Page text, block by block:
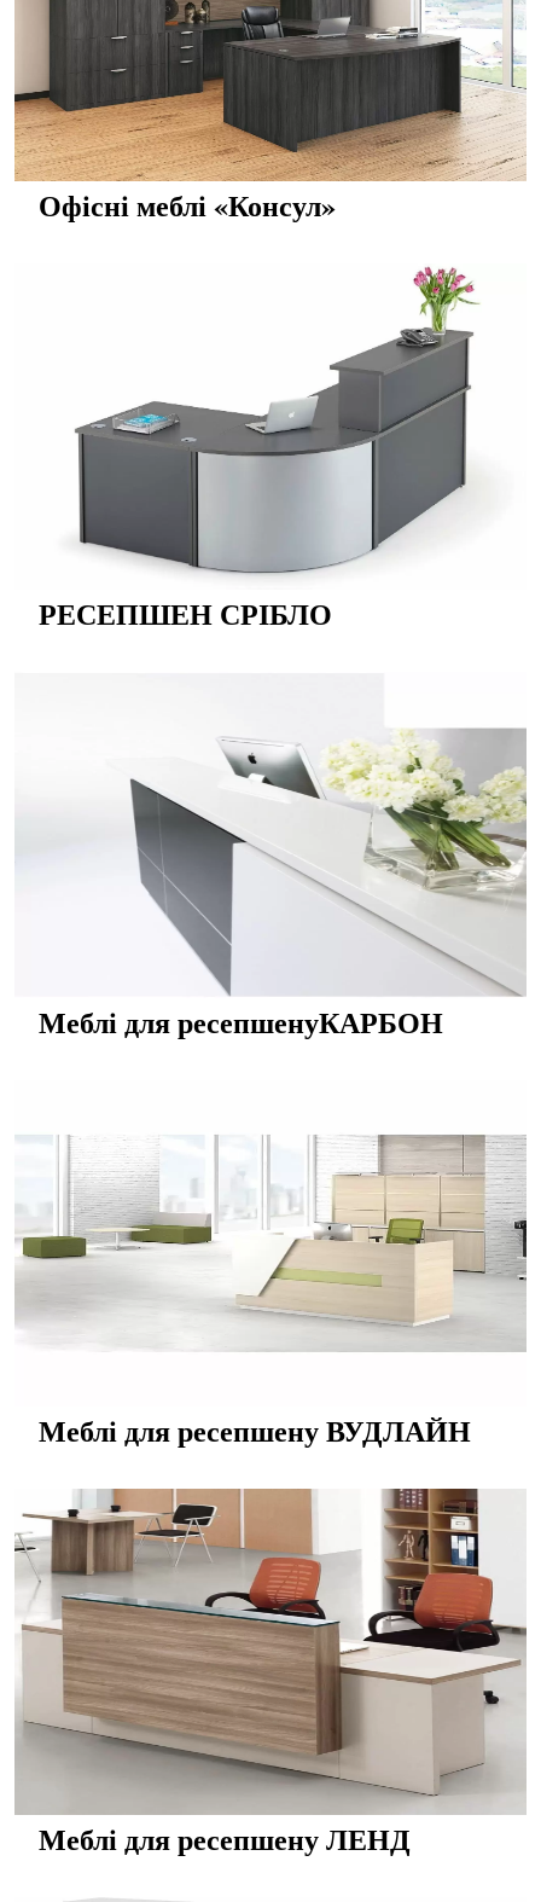
Офісні меблі «Консул»
РЕСЕПШЕН СРІБЛО
Меблі для ресепшенуКАРБОН
Меблі для ресепшену ВУДЛАЙН
Меблі для ресепшену ЛЕНД